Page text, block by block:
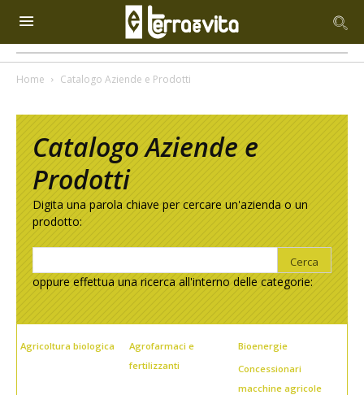
Home Catalogo Aziende e Prodotti
Catalogo Aziende e
Prodotti
Digita una parola chiave per cercare un'azienda o un
prodotto:
oppure effettua una ricerca all'interno delle categorie:
Agricoltura biologica
Agrofarmaci e
fertilizzanti
Bioenergie
Concessionari
macchine agricole